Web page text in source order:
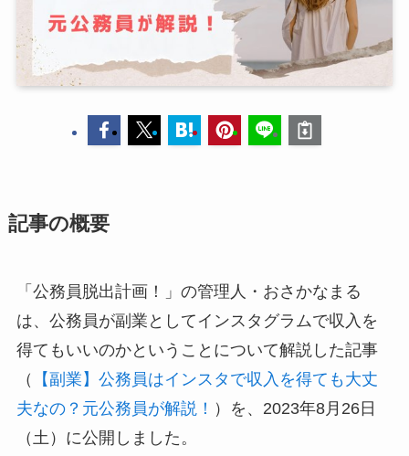
記事の概要
「公務員脱出計画！」の管理人・おさかなまる
は、公務員が副業としてインスタグラムで収入を
得てもいいのかということについて解説した記事
（
【副業】公務員はインスタで収入を得ても大丈
夫なの？元公務員が解説！ ）を、2023年8月26日
（土）に公開しました。